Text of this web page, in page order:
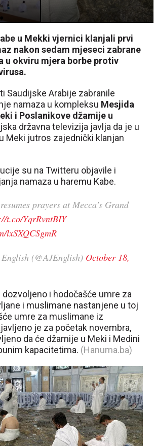
u Mekki vjernici klanjali prvi
nakon sedam mjeseci zabrane
u okviru mjera borbe protiv
Saudijske Arabije zabranile
namaza u kompleksu Mesjida
i Poslanikove džamije u
državna televizija javlja da je u
Meki jutros zajednički klanjan
su na Twitteru objavile i
namaza u haremu Kabe.
prayers at Mecca’s Grand
t.co/YqrRvntBIY
lxSXQCSgmR
(@AJEnglish) October 18,
dozvoljeno i hodočašće umre za
i muslimane nastanjene u toj
umre za muslimane iz
je za početak novembra,
da će džamije u Meki i Medini
kapacitetima. (Hanuma.ba)